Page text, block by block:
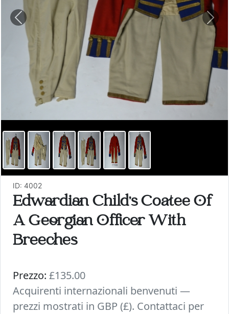
Previous
ID: 4002
Edwardian Child's Coatee Of
A Georgian Officer With
Breeches
Prezzo: £135.00
Acquirenti internazionali benvenuti —
prezzi mostrati in GBP (£). Contattaci per